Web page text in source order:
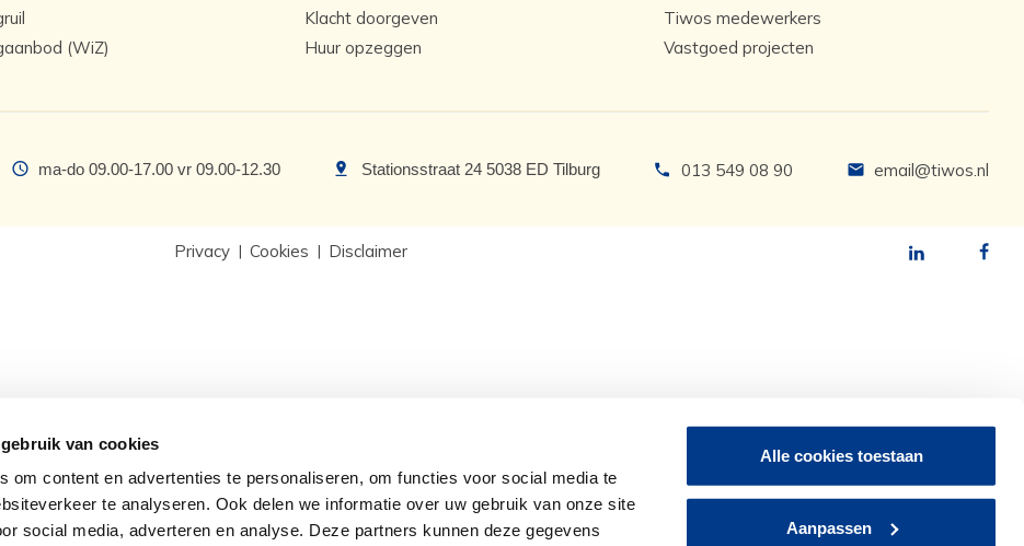
van cookies
om content en advertenties te personaliseren, om functies voor social media te
te analyseren. Ook delen we informatie over uw gebruik van onze site
social media, adverteren en analyse. Deze partners kunnen deze gegevens
Alle cookies toestaan
Aanpassen
(WiZ)
Klacht doorgeven
Huur opzeggen
Tiwos medewerkers
Vastgoed projecten
ma-do 09.00-17.00 vr 09.00-12.30 Stationsstraat 24 5038 ED Tilburg 013 549 08 90 email@tiwos.nl
Privacy Cookies Disclaimer